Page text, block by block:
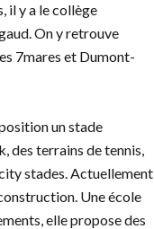
il y a le collège
On y retrouve
7mares et Dumont-
un stade
des terrains de tennis,
stades. Actuellement
Une école
elle propose des